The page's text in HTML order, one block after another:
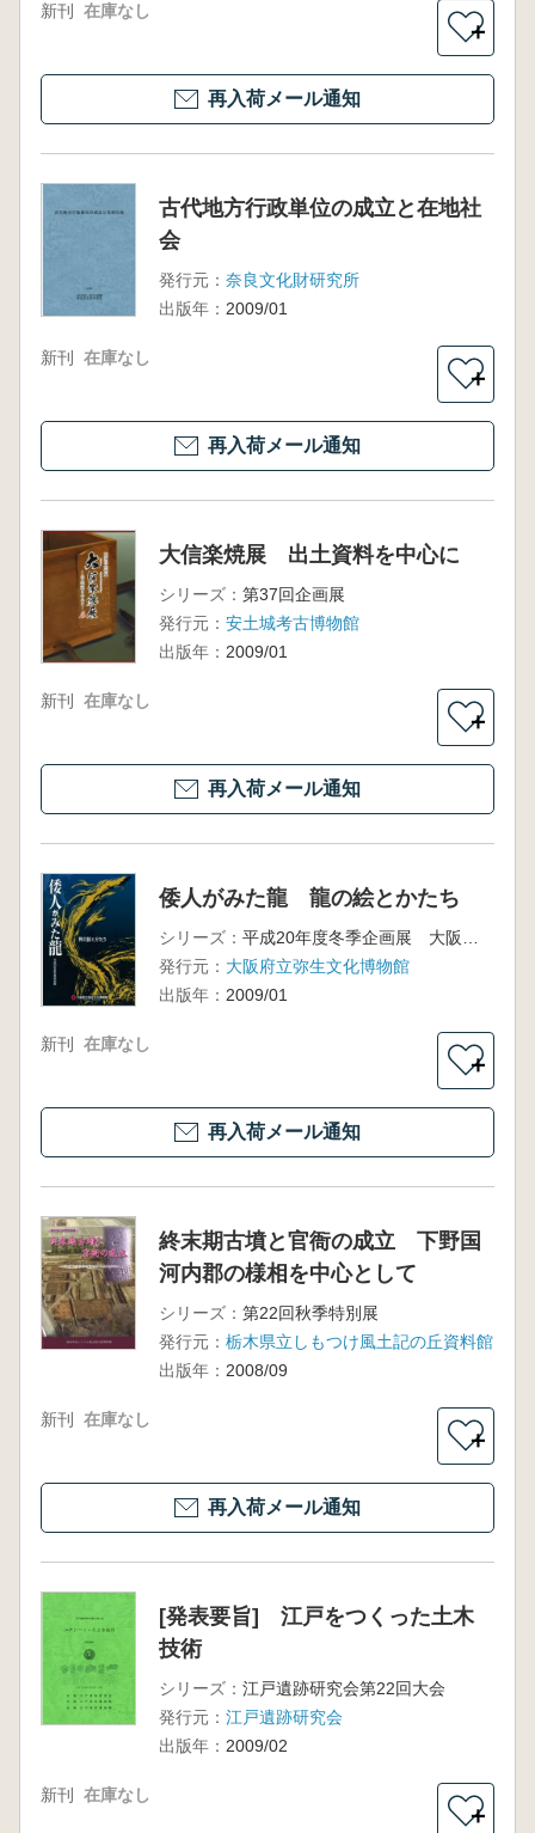
新刊 在庫なし
＋
再入荷メール通知
古代地方行政単位の成立と在地社
会
発行元： 奈良文化財研究所
出版年： 2009/01
新刊 在庫なし
＋
再入荷メール通知
大信楽焼展 出土資料を中心に
シリーズ： 第37回企画展
発行元： 安土城考古博物館
出版年： 2009/01
新刊 在庫なし
＋
再入荷メール通知
倭人がみた龍 龍の絵とかたち
シリーズ：
平成20年度冬季企画展 大阪府立弥生文化博物館図録40
発行元： 大阪府立弥生文化博物館
出版年： 2009/01
新刊 在庫なし
＋
再入荷メール通知
終末期古墳と官衙の成立 下野国
河内郡の様相を中心として
シリーズ： 第22回秋季特別展
発行元： 栃木県立しもつけ風土記の丘資料館
出版年： 2008/09
新刊 在庫なし
＋
再入荷メール通知
[発表要旨] 江戸をつくった土木
技術
シリーズ： 江戸遺跡研究会第22回大会
発行元： 江戸遺跡研究会
出版年： 2009/02
新刊 在庫なし
＋